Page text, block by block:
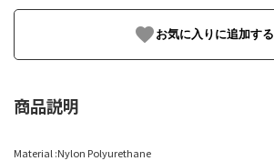
favorite お気に入りに追加する
商品説明
Material :Nylon Polyurethane